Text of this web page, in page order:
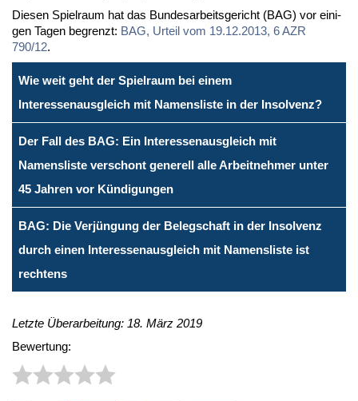
Die­sen Spiel­raum hat das Bun­des­ar­beits­ge­richt (BAG) vor ei­ni­
gen Ta­gen be­grenzt: BAG, Ur­teil vom 19.12.2013, 6 AZR
790/12.
Wie weit geht der Spielraum bei einem
Interessenausgleich mit Namensliste in der Insolvenz?
Der Fall des BAG: Ein Interessenausgleich mit
Namensliste verschont generell alle Arbeitnehmer unter
45 Jahren vor Kündigungen
BAG: Die Verjüngung der Belegschaft in der Insolvenz
durch einen Interessenausgleich mit Namensliste ist
rechtens
Letzte Überarbeitung: 18. März 2019
Bewertung: